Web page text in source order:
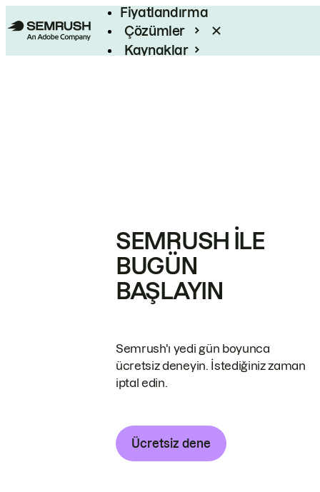
Fiyatlandırma
Çözümler
Kaynaklar
SEMRUSH ILE
BUGÜN
BAŞLAYIN
Semrush'ı yedi gün boyunca
ücretsiz deneyin. İstediğiniz zaman
iptal edin.
Ücretsiz dene